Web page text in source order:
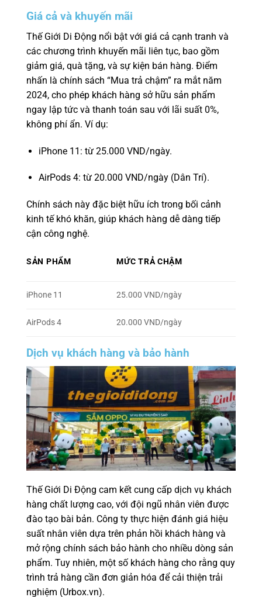
Giá cả và khuyến mãi
Thế Giới Di Động nổi bật với giá cả cạnh tranh và
các chương trình khuyến mãi liên tục, bao gồm
giảm giá, quà tặng, và sự kiện bán hàng. Điểm
nhấn là chính sách “Mua trả chậm” ra mắt năm
2024, cho phép khách hàng sở hữu sản phẩm
ngay lập tức và thanh toán sau với lãi suất 0%,
không phí ẩn. Ví dụ:
iPhone 11: từ 25.000 VND/ngày.
AirPods 4: từ 20.000 VND/ngày (Dân Trí).
Chính sách này đặc biệt hữu ích trong bối cảnh
kinh tế khó khăn, giúp khách hàng dễ dàng tiếp
cận công nghệ.
SẢN PHẨM MỨC TRẢ CHẬM
iPhone 11 25.000 VND/ngày
AirPods 4 20.000 VND/ngày
Dịch vụ khách hàng và bảo hành
Thế Giới Di Động cam kết cung cấp dịch vụ khách
hàng chất lượng cao, với đội ngũ nhân viên được
đào tạo bài bản. Công ty thực hiện đánh giá hiệu
suất nhân viên dựa trên phản hồi khách hàng và
mở rộng chính sách bảo hành cho nhiều dòng sản
phẩm. Tuy nhiên, một số khách hàng cho rằng quy
trình trả hàng cần đơn giản hóa để cải thiện trải
nghiệm (Urbox.vn).